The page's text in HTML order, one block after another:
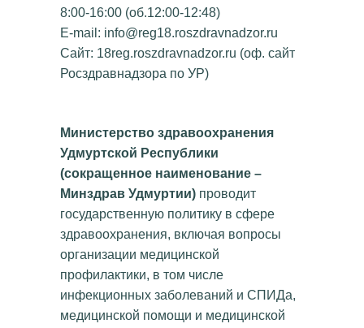
Министерство здравоохранения
Удмуртской Республики
(сокращенное наименование –
Минздрав Удмуртии) проводит
государственную политику в сфере
здравоохранения, включая вопросы
организации медицинской
профилактики, в том числе
инфекционных заболеваний и СПИДа,
медицинской помощи и медицинской
8:00-16:00 (об.12:00-12:48)
E-mail: info@reg18.roszdravnadzor.ru
Сайт: 18reg.roszdravnadzor.ru (оф. сайт
Росздравнадзора по УР)